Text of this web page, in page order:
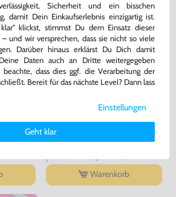
Mario no Picross
JAP Version, Modul, gebraucht
Warenkorb
Sicherheit und ein bisschen
damit Dein Einkaufserlebnis einzigartig ist.
klickst, stimmst Du dem Einsatz dieser
und wir versprechen, dass sie nicht so viele
Darüber hinaus erklärst Du Dich damit
Daten auch an Dritte weitergegeben
dass dies ggf. die Verarbeitung der
Bereit für das nächste Level? Dann lass
zu den von uns verwendeten Cookies und
Nutzer findest Du in unsererDaten­schutz­
Impressum.
Einstellungen
Geht klar